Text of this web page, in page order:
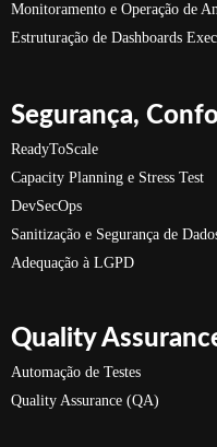
Monitoramento e Operação de
Estruturação de Dashboards
Segurança,
ReadyToScale
Capacity Planning e Stress Test
DevSecOps
Sanitização e Segurança de
Adequação à LGPD
Quality
Automação de Testes
Quality Assurance (QA)